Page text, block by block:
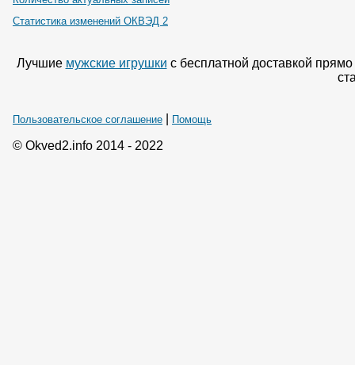
Статистика изменений ОКВЭД 2
Лучшие мужские игрушки с бесплатной доставкой
Пользовательское соглашение Помощь
© Okved2.info 2014 - 2022